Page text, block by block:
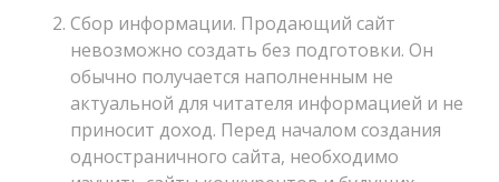
Сбор информации. Продающий сайт
невозможно создать без подготовки. Он
обычно получается наполненным не
актуальной для читателя информацией и не
приносит доход. Перед началом создания
одностраничного сайта, необходимо